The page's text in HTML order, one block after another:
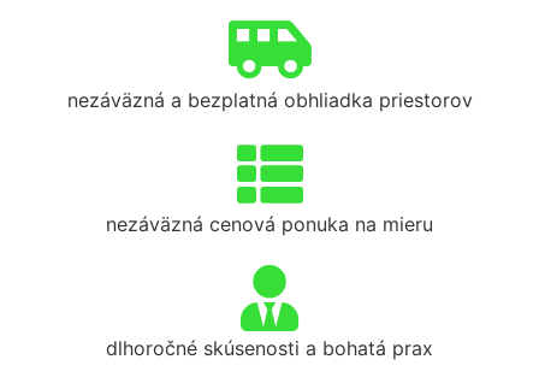
nezáväzná a bezplatná obhliadka priestorov
nezáväzná cenová ponuka na mieru
dlhoročné skúsenosti a bohatá prax